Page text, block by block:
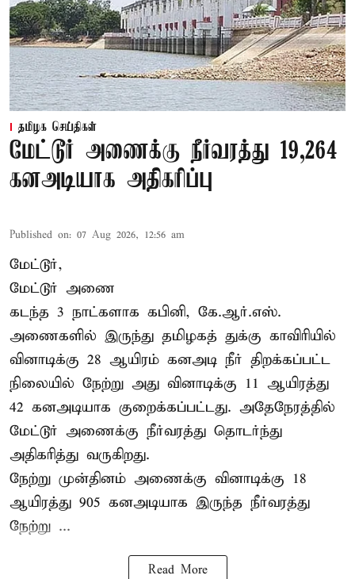
தமிழக செய்திகள்
மேட்டூர் அணைக்கு நீர்வரத்து 19,264
கனஅடியாக அதிகரிப்பு
Published on: 07 Aug 2026, 12:56 am
மேட்டூர்,
மேட்டூர் அணை
கடந்த 3 நாட்களாக கபினி, கே.ஆர்.எஸ்.
அணைகளில் இருந்து தமிழகத் துக்கு காவிரியில்
வினாடிக்கு 28 ஆயிரம் கனஅடி நீர் திறக்கப்பட்ட
நிலையில் நேற்று அது வினாடிக்கு 11 ஆயிரத்து
42 கனஅடியாக குறைக்கப்பட்டது. அதேநேரத்தில்
மேட்டூர் அணைக்கு நீர்வரத்து தொடர்ந்து
அதிகரித்து வருகிறது.
நேற்று முன்தினம் அணைக்கு வினாடிக்கு 18
ஆயிரத்து 905 கனஅடியாக இருந்த நீர்வரத்து
நேற்று ...
Read More